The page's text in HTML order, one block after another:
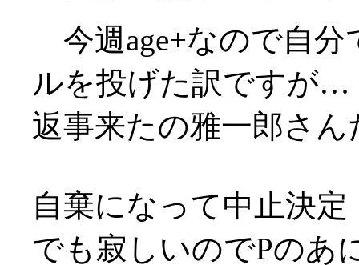
今週age+なので自分
ルを投げた訳ですが…
返事来たの雅一郎さん
自棄になって中止決定
でも寂しいのでPのあ